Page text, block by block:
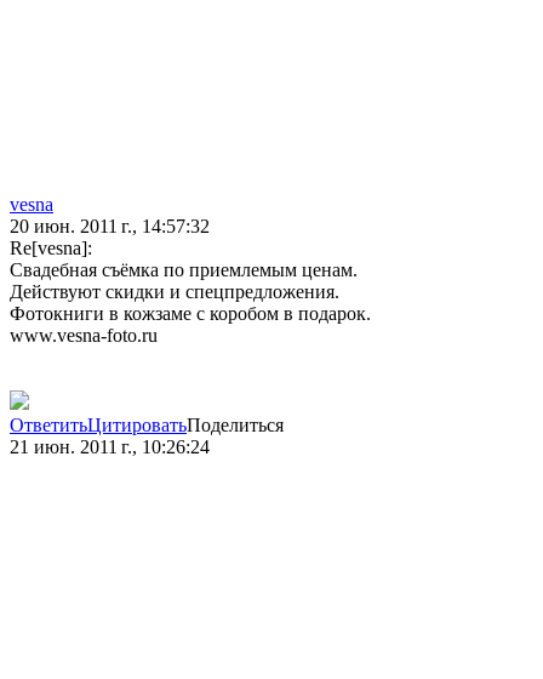
vesna
20 июн. 2011 г., 14:57:32
Re[vesna]:
Свадебная съёмка по приемлемым ценам.
Действуют скидки и спецпредложения.
Фотокниги в кожзаме с коробом в подарок.
www.vesna-foto.ru
ОтветитьЦитироватьПоделиться
21 июн. 2011 г., 10:26:24